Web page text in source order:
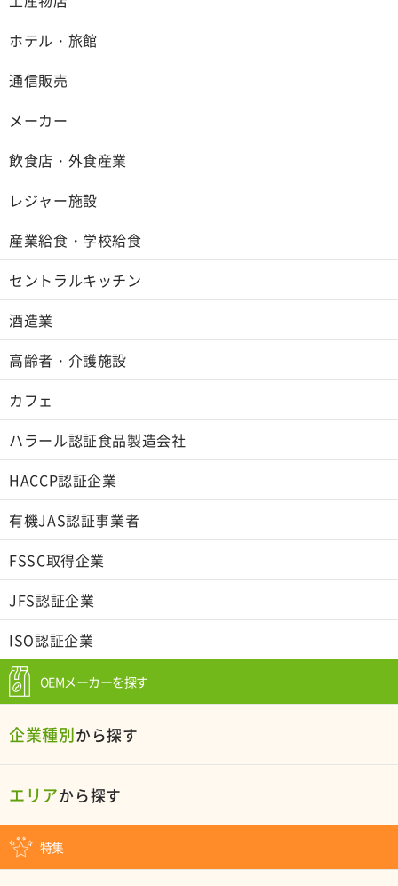
ホテル・旅館
通信販売
メーカー
飲食店・外食産業
レジャー施設
産業給食・学校給食
セントラルキッチン
酒造業
高齢者・介護施設
カフェ
ハラール認証食品製造会社
HACCP認証企業
有機JAS認証事業者
FSSC取得企業
JFS認証企業
ISO認証企業
OEMメーカーを探す
企業種別から探す
エリアから探す
特集